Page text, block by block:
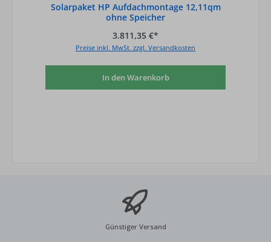
Solarpaket HP Aufdachmontage 12,11qm
ohne Speicher
3.811,35 €*
Preise inkl. MwSt. zzgl. Versandkosten
In den Warenkorb
Günstiger Versand